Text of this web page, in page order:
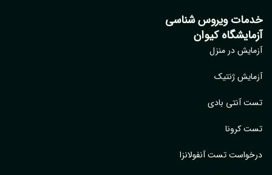
ویروس شناسی
کیوان
در منزل
ژنتیک
آنتی بادی
کرونا
تست آنفولانزا